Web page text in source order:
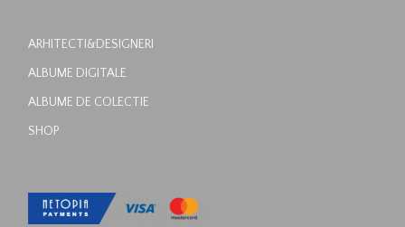
ARHITECTI&DESIGNERI
ALBUME DIGITALE
ALBUME DE COLECTIE
SHOP